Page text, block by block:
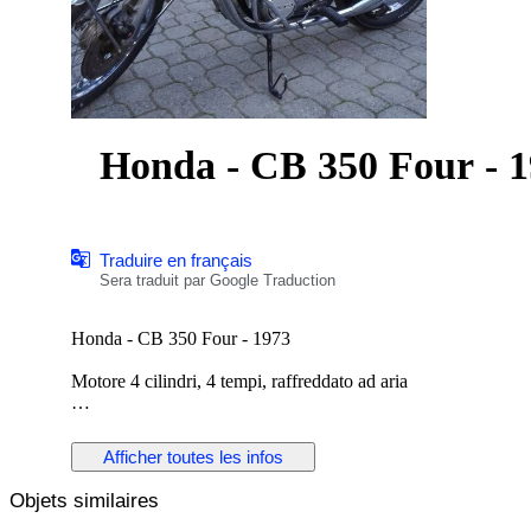
Honda - CB 350 Four -
Traduire en français
Sera traduit par Google Traduction
Honda - CB 350 Four - 1973
Motore 4 cilindri, 4 tempi, raffreddato ad aria
Piccole elaborazioni grafiche su serbatoio rispettando i colori
Moto usata molto poco ma in ordine in ogni sua parte e tenuta
Afficher toutes les infos
Objets similaires